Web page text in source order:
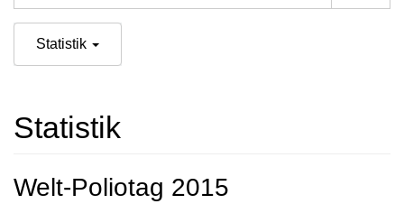
Statistik
Statistik
Welt-Poliotag 2015